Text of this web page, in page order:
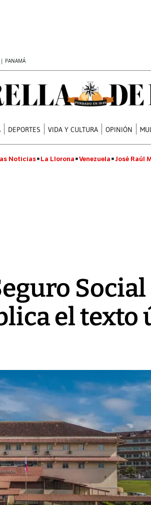
PANAMÁ
DEPORTES VIDA Y CULTURA OPINIÓN
Noticias La Llorona Venezuela José Raúl
el texto
Video, Japón:
deja heridos y
daños en